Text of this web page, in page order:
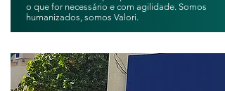
o que for necessário e com agilidade. Somos
humanizados, somos Valori.